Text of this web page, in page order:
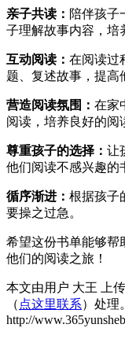
亲子共读： 陪伴孩子
子理解故事内容，培
互动阅读： 在阅读过
题、复述故事，提高
营造阅读氛围： 在家
阅读，培养良好的阅
尊重孩子的选择： 让
他们阅读不感兴趣的
循序渐进： 根据孩子
要操之过急。
希望这份书单能够帮
他们的阅读之旅！
本文由用户 大王 上
（ 点这里联系）处理
http://